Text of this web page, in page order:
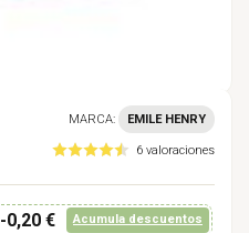
MARCA: EMILE HENRY
6 valoraciones
-0,20 € Acumula descuentos